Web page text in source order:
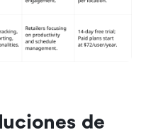
de